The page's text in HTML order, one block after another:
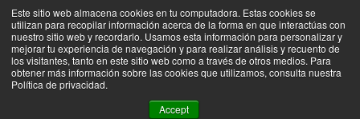
Este sitio web almacena cookies en tu computadora. Estas cookies se
utilizan para recopilar información acerca de la forma en que interactúas con
nuestro sitio web y recordarlo. Usamos esta información para personalizar y
mejorar tu experiencia de navegación y para realizar análisis y recuento de
los visitantes, tanto en este sitio web como a través de otros medios. Para
obtener más información sobre las cookies que utilizamos, consulta nuestra
Política de privacidad.
Accept
SEARCH FOR: